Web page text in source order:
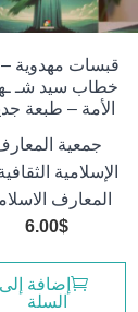
قبسات مهدوية
خطاب سيد شـ
الأمة – طبعة
جمعية
الإسلامية
المعارف
6.00$
إضافة إلى
السلة